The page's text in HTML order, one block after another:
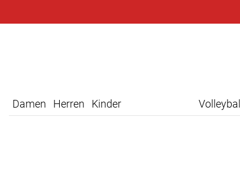
Damen Herren Kinder